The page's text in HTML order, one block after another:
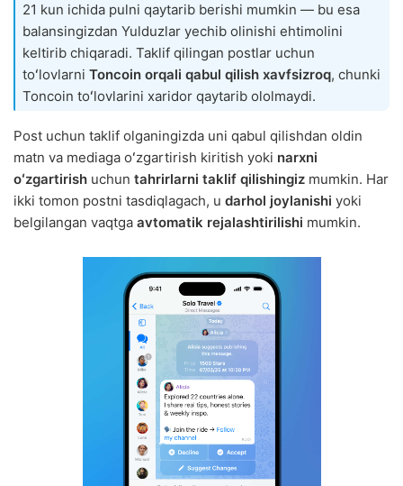
21 kun ichida pulni qaytarib berishi mumkin — bu esa
balansingizdan Yulduzlar yechib olinishi ehtimolini
keltirib chiqaradi. Taklif qilingan postlar uchun
toʻlovlarni Toncoin orqali qabul qilish xavfsizroq, chunki
Toncoin toʻlovlarini xaridor qaytarib ololmaydi.
Post uchun taklif olganingizda uni qabul qilishdan oldin
matn va mediaga oʻzgartirish kiritish yoki narxni
oʻzgartirish uchun tahrirlarni taklif qilishingiz mumkin. Har
ikki tomon postni tasdiqlagach, u darhol joylanishi yoki
belgilangan vaqtga avtomatik rejalashtirilishi mumkin.